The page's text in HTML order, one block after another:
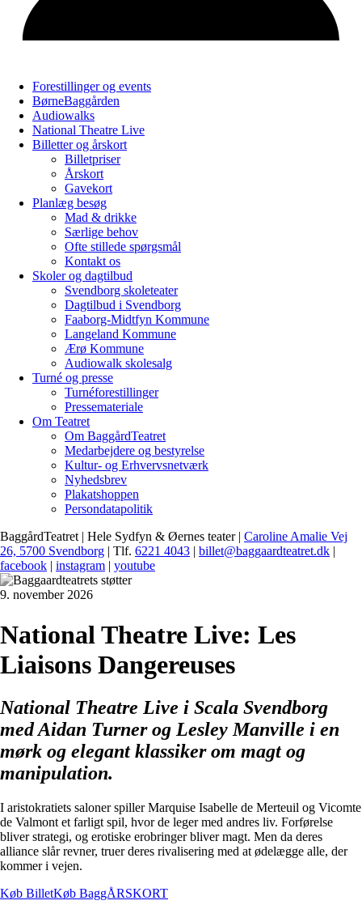
Forestillinger og events
BørneBaggården
Audiowalks
National Theatre Live
Billetter og årskort
Billetpriser
Årskort
Gavekort
Planlæg besøg
Mad & drikke
Særlige behov
Ofte stillede spørgsmål
Kontakt os
Skoler og dagtilbud
Svendborg skoleteater
Dagtilbud i Svendborg
Faaborg-Midtfyn Kommune
Langeland Kommune
Ærø Kommune
Audiowalk skolesalg
Turné og presse
Turnéforestillinger
Pressemateriale
Om Teatret
Om BaggårdTeatret
Medarbejdere og bestyrelse
Kultur- og Erhvervsnetværk
Nyhedsbrev
Plakatshoppen
Persondatapolitik
BaggårdTeatret | Hele Sydfyn & Øernes teater | Caroline Amalie Vej
26, 5700 Svendborg | Tlf. 6221 4043 billet@baggaardteatret.dk
facebook
instagram youtube
9. november 2026
National Theatre Live: Les
Liaisons Dangereuses
National Theatre Live i Scala Svendborg
med Aidan Turner og Lesley Manville i en
mørk og elegant klassiker om magt og
manipulation.
I aristokratiets saloner spiller Marquise Isabelle de Merteuil og Vicomte
de Valmont et farligt spil, hvor de leger med andres liv. Forførelse
bliver strategi, og erotiske erobringer bliver magt. Men da deres
alliance slår revner, truer deres rivalisering med at ødelægge alle, der
kommer i vejen.
Køb BilletKøb BaggÅRSKORT